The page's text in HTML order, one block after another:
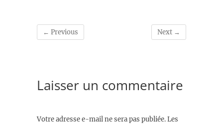
← Previous Next →
Laisser un commentaire
Votre adresse e-mail ne sera pas publiée.Les